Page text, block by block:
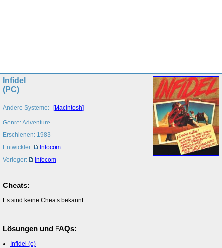
Infidel
(PC)
Andere Systeme: [Macintosh]
Genre: Adventure
Erschienen: 1983
Entwickler:
Infocom
Verleger:
Infocom
Cheats:
Es sind keine Cheats bekannt.
Lösungen und FAQs:
Infidel (e)